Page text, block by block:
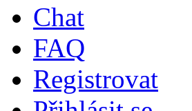
Chat
FAQ
Registrovat